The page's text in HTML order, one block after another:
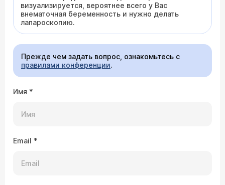
визуализируется, вероятнее всего у Вас
внематочная беременность и нужно делать
лапароскопию.
Прежде чем задать вопрос, ознакомьтесь с
правилами конференции.
Имя *
Email *